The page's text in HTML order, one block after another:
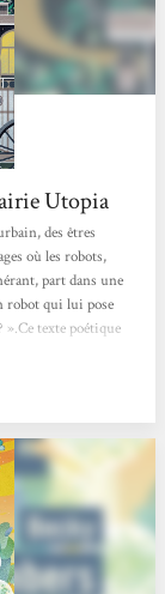
Utopia
des êtres
où les robots,
part dans une
robot qui lui pose
texte poétique
entre